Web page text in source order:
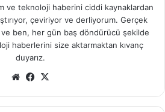
ve teknoloji haberini ciddi kaynaklardan
çeviriyor ve derliyorum. Gerçek
ben, her gün baş döndürücü şekilde
haberlerini size aktarmaktan kıvanç
duyarız.
We
sit
Fa
bo